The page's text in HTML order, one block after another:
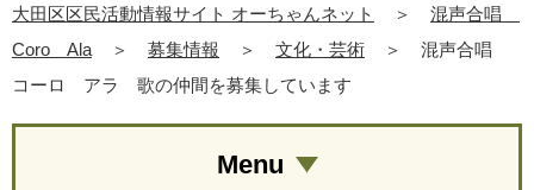
大田区区民活動情報サイト オーちゃんネット ＞
混声合唱
Coro Ala
＞ 募集情報 ＞ 文化・芸術 ＞
混声合唱
コーロ アラ 歌の仲間を募集しています
Menu